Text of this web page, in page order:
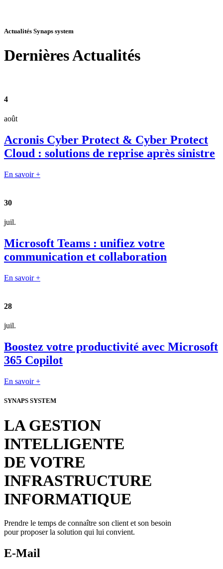
Actualités Synaps system
DernièresActualités
4
août
Acronis Cyber Protect & Cyber Protect
Cloud : solutions de reprise après sinistre
En savoir +
30
juil.
Microsoft Teams : unifiez votre
communication et collaboration
En savoir +
28
juil.
Boostez votre productivité avec Microsoft
365 Copilot
En savoir +
SYNAPS SYSTEM
LA GESTION
INTELLIGENTE
DE VOTRE
INFRASTRUCTURE
INFORMATIQUE
Prendre le temps de connaître son client et son besoin
pour proposer la solution qui lui convient.
E-Mail